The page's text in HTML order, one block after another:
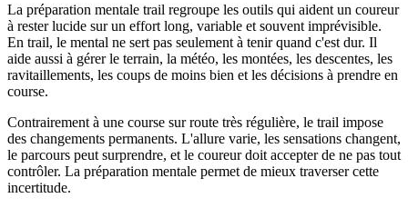
La préparation mentale trail regroupe les outils qui aident un coureur
à rester lucide sur un effort long, variable et souvent imprévisible.
En trail, le mental ne sert pas seulement à tenir quand c'est dur. Il
aide aussi à gérer le terrain, la météo, les montées, les descentes, les
ravitaillements, les coups de moins bien et les décisions à prendre en
course.
Contrairement à une course sur route très régulière, le trail impose
des changements permanents. L'allure varie, les sensations changent,
le parcours peut surprendre, et le coureur doit accepter de ne pas tout
contrôler. La préparation mentale permet de mieux traverser cette
incertitude.